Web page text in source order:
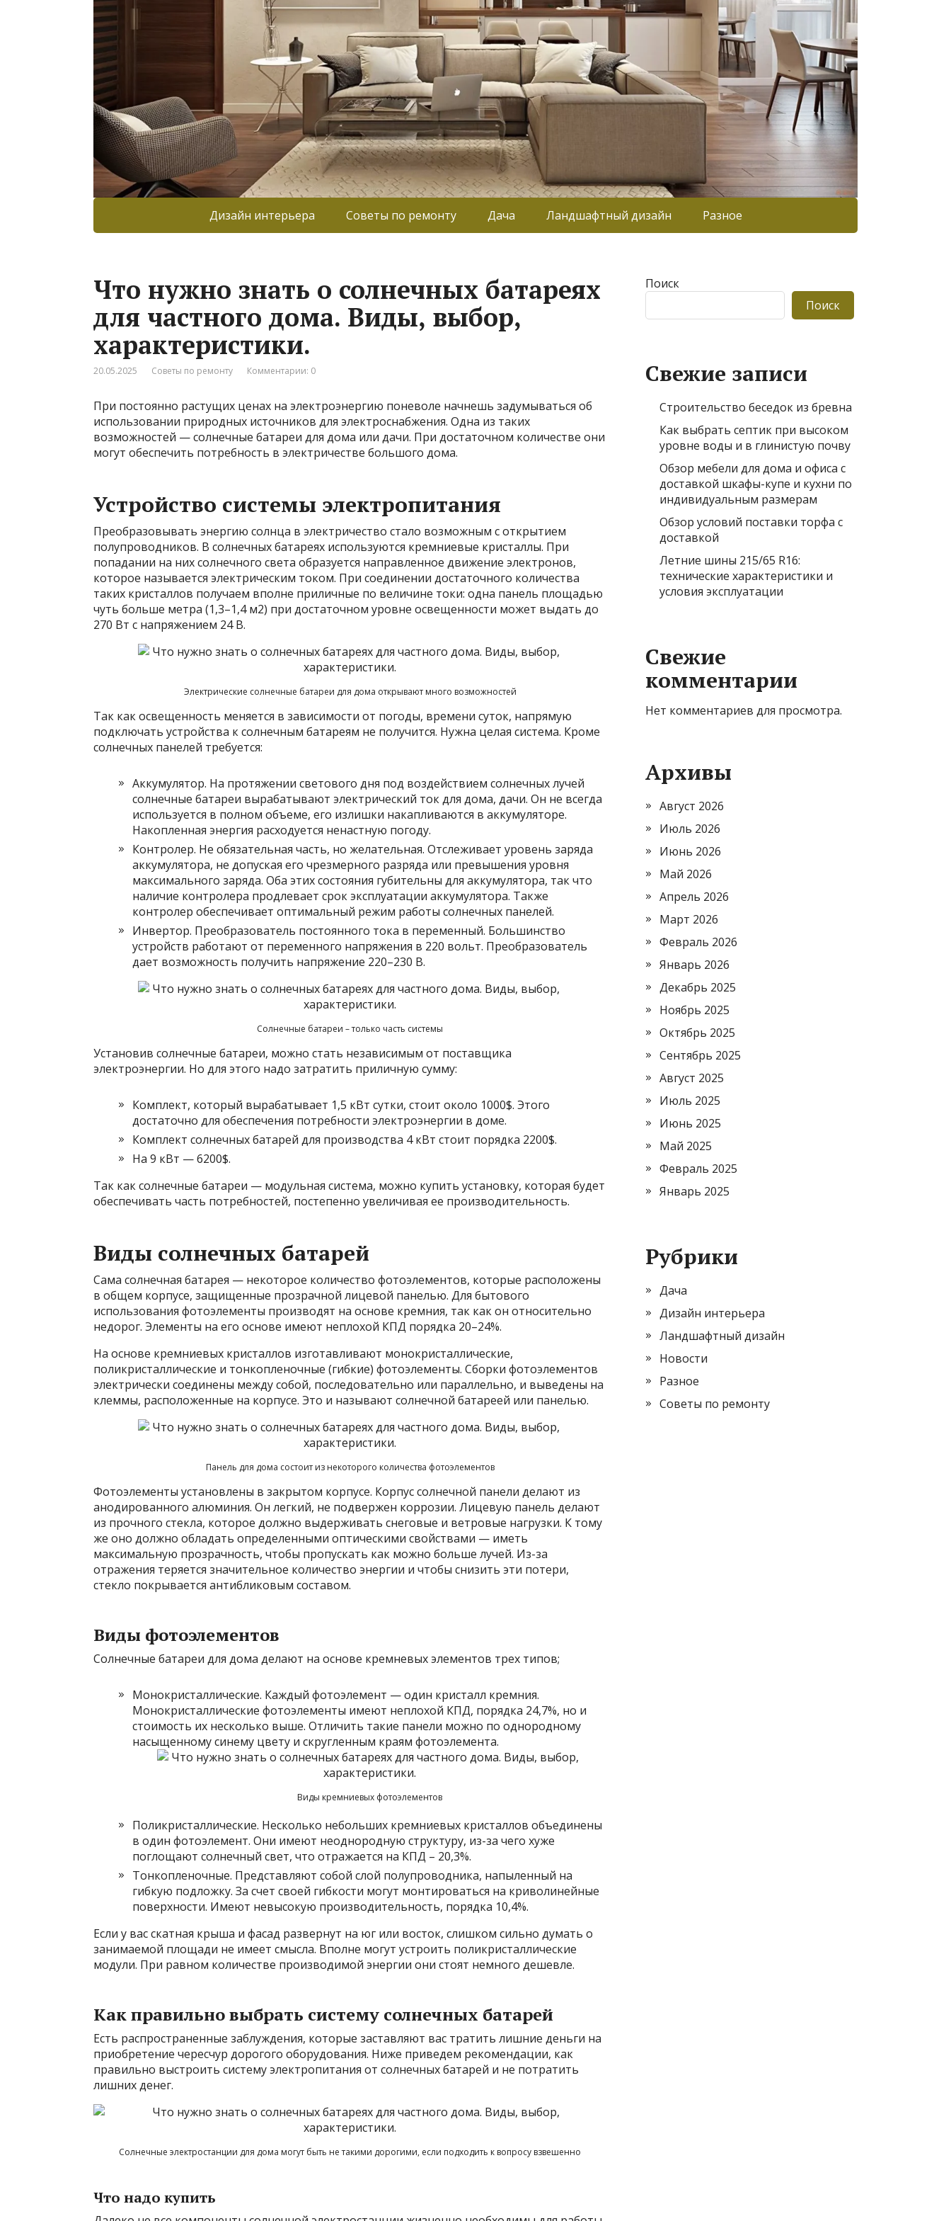
Дизайн интерьера Советы по ремонту Дача Ландшафтный дизайн Разное
Что нужно знать о солнечных батареях
для частного дома. Виды, выбор,
характеристики.
20.05.2025 Советы по ремонту Комментарии: 0
При постоянно растущих ценах на электроэнергию поневоле начнешь задумываться об
использовании природных источников для электроснабжения. Одна из таких
возможностей — солнечные батареи для дома или дачи. При достаточном количестве они
могут обеспечить потребность в электричестве большого дома.
Устройство системы электропитания
Преобразовывать энергию солнца в электричество стало возможным с открытием
полупроводников. В солнечных батареях используются кремниевые кристаллы. При
попадании на них солнечного света образуется направленное движение электронов,
которое называется электрическим током. При соединении достаточного количества
таких кристаллов получаем вполне приличные по величине токи: одна панель площадью
чуть больше метра (1,3–1,4 м2) при достаточном уровне освещенности может выдать до
270 Вт с напряжением 24 В.
Электрические солнечные батареи для дома открывают много возможностей
Так как освещенность меняется в зависимости от погоды, времени суток, напрямую
подключать устройства к солнечным батареям не получится. Нужна целая система. Кроме
солнечных панелей требуется:
Аккумулятор. На протяжении светового дня под воздействием солнечных лучей
солнечные батареи вырабатывают электрический ток для дома, дачи. Он не всегда
используется в полном объеме, его излишки накапливаются в аккумуляторе.
Накопленная энергия расходуется ненастную погоду.
Контролер. Не обязательная часть, но желательная. Отслеживает уровень заряда
аккумулятора, не допуская его чрезмерного разряда или превышения уровня
максимального заряда. Оба этих состояния губительны для аккумулятора, так что
наличие контролера продлевает срок эксплуатации аккумулятора. Также
контролер обеспечивает оптимальный режим работы солнечных панелей.
Инвертор. Преобразователь постоянного тока в переменный. Большинство
устройств работают от переменного напряжения в 220 вольт. Преобразователь
дает возможность получить напряжение 220–230 В.
Солнечные батареи – только часть системы
Установив солнечные батареи, можно стать независимым от поставщика
электроэнергии. Но для этого надо затратить приличную сумму:
Комплект, который вырабатывает 1,5 кВт сутки, стоит около 1000$. Этого
достаточно для обеспечения потребности электроэнергии в доме.
Комплект солнечных батарей для производства 4 кВт стоит порядка 2200$.
На 9 кВт — 6200$.
Так как солнечные батареи — модульная система, можно купить установку, которая будет
обеспечивать часть потребностей, постепенно увеличивая ее производительность.
Виды солнечных батарей
Сама солнечная батарея — некоторое количество фотоэлементов, которые расположены
в общем корпусе, защищенные прозрачной лицевой панелью. Для бытового
использования фотоэлементы производят на основе кремния, так как он относительно
недорог. Элементы на его основе имеют неплохой КПД порядка 20–24%.
На основе кремниевых кристаллов изготавливают монокристаллические,
поликристаллические и тонкопленочные (гибкие) фотоэлементы. Сборки фотоэлементов
электрически соединены между собой, последовательно или параллельно, и выведены на
клеммы, расположенные на корпусе. Это и называют солнечной батареей или панелью.
Панель для дома состоит из некоторого количества фотоэлементов
Фотоэлементы установлены в закрытом корпусе. Корпус солнечной панели делают из
анодированного алюминия. Он легкий, не подвержен коррозии. Лицевую панель делают
из прочного стекла, которое должно выдерживать снеговые и ветровые нагрузки. К тому
же оно должно обладать определенными оптическими свойствами — иметь
максимальную прозрачность, чтобы пропускать как можно больше лучей. Из-за
отражения теряется значительное количество энергии и чтобы снизить эти потери,
стекло покрывается антибликовым составом.
Виды фотоэлементов
Солнечные батареи для дома делают на основе кремневых элементов трех типов;
Монокристаллические. Каждый фотоэлемент — один кристалл кремния.
Монокристаллические фотоэлементы имеют неплохой КПД, порядка 24,7%, но и
стоимость их несколько выше. Отличить такие панели можно по однородному
насыщенному синему цвету и скругленным краям фотоэлемента.
Виды кремниевых фотоэлементов
Поликристаллические. Несколько небольших кремниевых кристаллов объединены
в один фотоэлемент. Они имеют неоднородную структуру, из-за чего хуже
поглощают солнечный свет, что отражается на КПД – 20,3%.
Тонкопленочные. Представляют собой слой полупроводника, напыленный на
гибкую подложку. За счет своей гибкости могут монтироваться на криволинейные
поверхности. Имеют невысокую производительность, порядка 10,4%.
Если у вас скатная крыша и фасад развернут на юг или восток, слишком сильно думать о
занимаемой площади не имеет смысла. Вполне могут устроить поликристаллические
модули. При равном количестве производимой энергии они стоят немного дешевле.
Как правильно выбрать систему солнечных батарей
Есть распространенные заблуждения, которые заставляют вас тратить лишние деньги на
приобретение чересчур дорогого оборудования. Ниже приведем рекомендации, как
правильно выстроить систему электропитания от солнечных батарей и не потратить
лишних денег.
Солнечные электростанции для дома могут быть не такими дорогими, если подходить к вопросу взвешенно
Что надо купить
Поиск
Поиск
Свежие записи
Строительство беседок из бревна
Как выбрать септик при высоком
уровне воды и в глинистую почву
Обзор мебели для дома и офиса с
доставкой шкафы-купе и кухни по
индивидуальным размерам
Обзор условий поставки торфа с
доставкой
Летние шины 215/65 R16:
технические характеристики и
условия эксплуатации
Свежие
комментарии
Нет комментариев для просмотра.
Архивы
Август 2026
Июль 2026
Июнь 2026
Май 2026
Апрель 2026
Март 2026
Февраль 2026
Январь 2026
Декабрь 2025
Ноябрь 2025
Октябрь 2025
Сентябрь 2025
Август 2025
Июль 2025
Июнь 2025
Май 2025
Февраль 2025
Январь 2025
Рубрики
Дача
Дизайн интерьера
Ландшафтный дизайн
Новости
Разное
Советы по ремонту